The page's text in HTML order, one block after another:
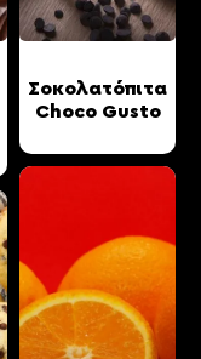
Σοκολατόπιτα
Choco Gusto